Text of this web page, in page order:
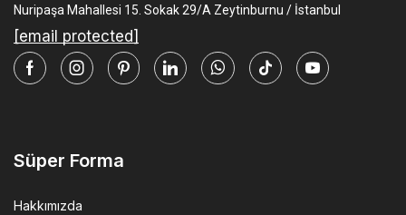
Nuripaşa Mahallesi 15. Sokak 29/A Zeytinburnu / İstanbul
[email protected]
FacebookInstagramPinterestLinkedinWhatsapp
Tik-
Youtube
Süper Forma
Hakkımızda